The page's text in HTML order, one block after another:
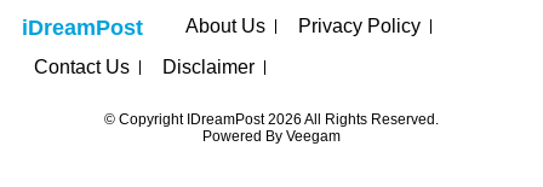
iDreamPost About Us
Privacy Policy
Contact Us
Disclaimer
© Copyright IDreamPost 2026 All Rights Reserved.
Powered By Veegam